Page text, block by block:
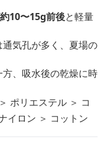
10〜15g前後と軽量
気孔が多く、夏場の
、吸水後の乾燥に時
ポリエステル ＞ コ
イロン ＞ コットン